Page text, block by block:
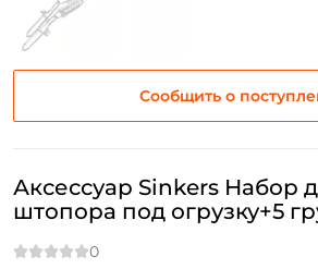
Сообщить о
Аксессуар Sinkers Набор
штопора под огрузку+5